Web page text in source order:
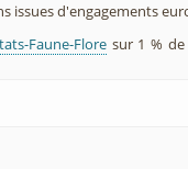
issues d'engagements
Faune-Flore sur 1 %